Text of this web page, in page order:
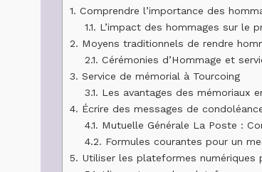
1. Comprendre l’importance des
1.1. L’impact des hommages sur le
2. Moyens traditionnels de rendre
2.1. Cérémonies d’Hommage et
3. Service de mémorial à Tourcoing
3.1. Les avantages des mémoriaux
4. Écrire des messages de
4.1. Mutuelle Générale La Poste :
4.2. Formules courantes pour un
5. Utiliser les plateformes numériques